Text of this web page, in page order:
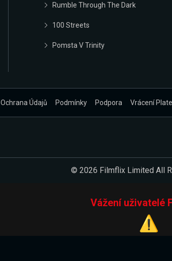
Rumble Through The Dark
100 Streets
Pomsta V Trinity
Ochrana Údajů Podmínky Podpora Vrácení
© 2026 Filmflix Limited All
Vážení uživatelé
⚠️